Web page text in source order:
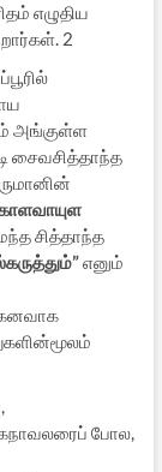
எழுதிய
2
அங்குள்ள
சைவசித்தாந்த
சித்தாந்த
எனும்
போல,